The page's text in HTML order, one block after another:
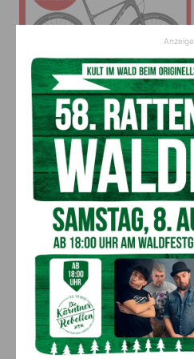
Anzeige